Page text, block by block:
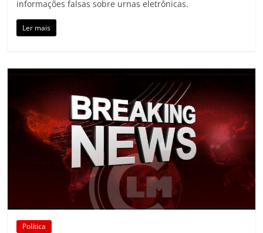
informações falsas sobre urnas eletrônicas.
Ler mais
Política